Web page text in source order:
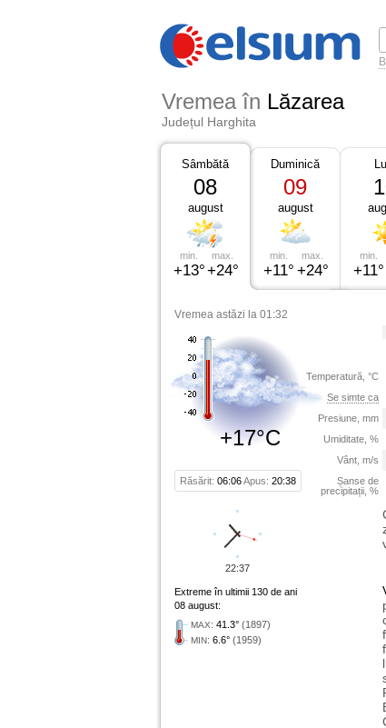
Vremea în Lăzarea
Județul Harghita
Sâmbătă
08
august
min.
+13°
max.
+24°
Duminică
09
august
min.
+11°
max.
+24°
min.
+11°
Vremea astăzi la 01:32
+17°C
Răsărit: 06:06Apus: 20:38
Temperatură, °C
Se simte ca
Presiune, mm
Umiditate, %
Vânt, m/s
Șanse de
precipitații, %
Extreme în ultimii 130 de ani
08 august:
MAX: 41.3° (1897)
MIN: 6.6° (1959)
22:37